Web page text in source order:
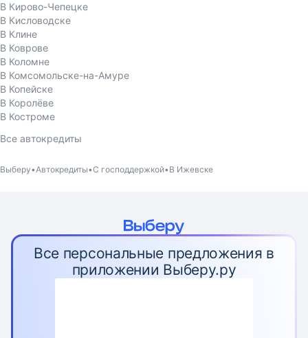
В Кирово-Чепецке
В Кисловодске
В Клине
В Коврове
В Коломне
В Комсомольске-на-Амуре
В Копейске
В Королёве
В Костроме
Все автокредиты
Выберу Автокредиты С господдержкой В Ижевске
Все персональные предложения в
приложении Выберу.ру